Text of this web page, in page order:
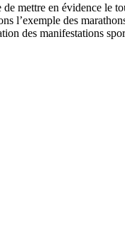
mettre en évidence le
l’exemple des
des manifestations